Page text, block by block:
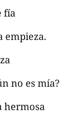
fía
empieza.
no es mía?
hermosa